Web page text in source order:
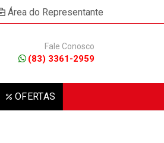
Área do Representante
Fale Conosco
(83) 3361-2959
OFERTAS